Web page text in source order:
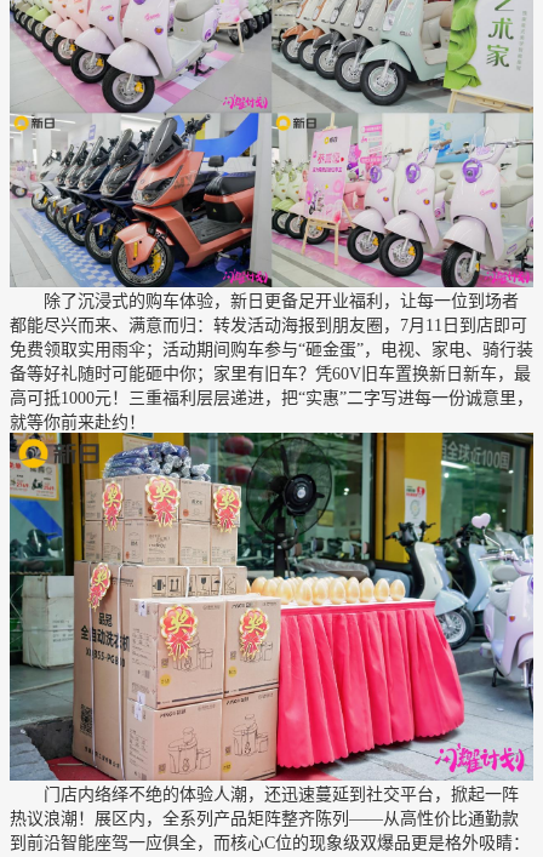
除了沉浸式的购车体验，新日更备足开业福利，让每一位到场者
都能尽兴而来、满意而归：转发活动海报到朋友圈，7月11日到店即可
免费领取实用雨伞；活动期间购车参与“砸金蛋”，电视、家电、骑行装
备等好礼随时可能砸中你；家里有旧车？凭60V旧车置换新日新车，最
高可抵1000元！三重福利层层递进，把“实惠”二字写进每一份诚意里，
就等你前来赴约！
门店内络绎不绝的体验人潮，还迅速蔓延到社交平台，掀起一阵
热议浪潮！展区内，全系列产品矩阵整齐陈列——从高性价比通勤款
到前沿智能座驾一应俱全，而核心C位的现象级双爆品更是格外吸睛：